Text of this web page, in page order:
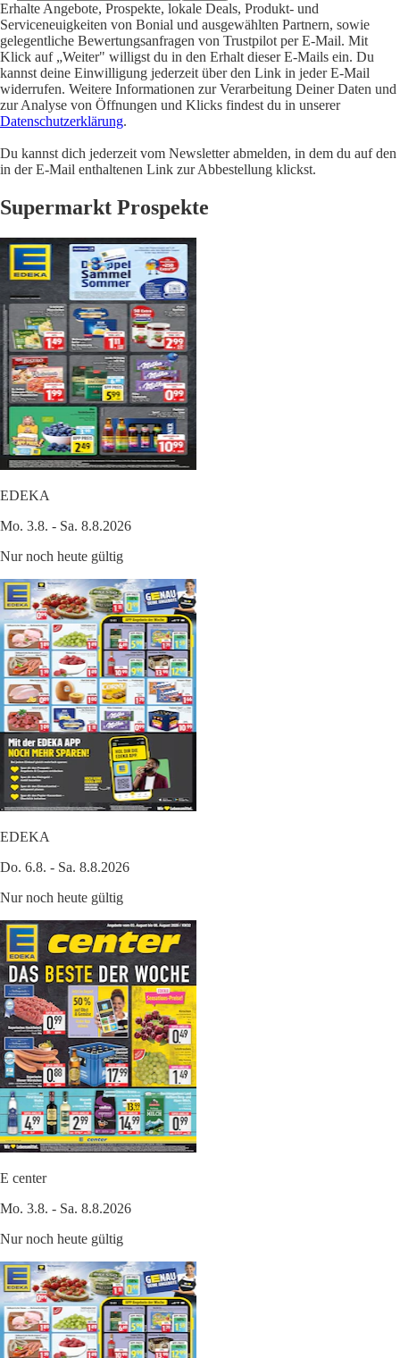
Erhalte Angebote, Prospekte, lokale Deals, Produkt- und
Serviceneuigkeiten von Bonial und ausgewählten Partnern, sowie
gelegentliche Bewertungsanfragen von Trustpilot per E-Mail. Mit
Klick auf „Weiter" willigst du in den Erhalt dieser E-Mails ein. Du
kannst deine Einwilligung jederzeit über den Link in jeder E-Mail
widerrufen. Weitere Informationen zur Verarbeitung Deiner Daten und
zur Analyse von Öffnungen und Klicks findest du in unserer
Datenschutzerklärung.
Du kannst dich jederzeit vom Newsletter abmelden, in dem du auf den
in der E-Mail enthaltenen Link zur Abbestellung klickst.
Supermarkt Prospekte
EDEKA
Mo. 3.8. - Sa. 8.8.2026
Nur noch heute gültig
EDEKA
Do. 6.8. - Sa. 8.8.2026
Nur noch heute gültig
E center
Mo. 3.8. - Sa. 8.8.2026
Nur noch heute gültig